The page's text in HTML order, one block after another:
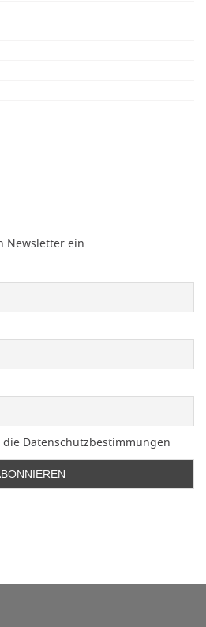
Newsletter ein.
Datenschutzbestimmungen